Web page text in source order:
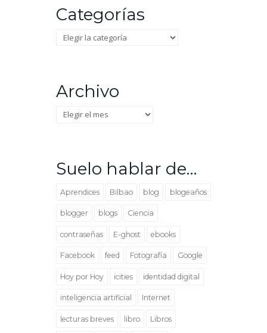
Categorías
Categorías
Archivo
Archivo
Suelo hablar de…
Aprendices Bilbao blog blogeaños
blogger blogs Ciencia
contraseñas E-ghost ebooks
Facebook feed Fotografía Google
Hoy por Hoy icities identidad digital
inteligencia artificial Internet
lecturas breves libro Libros